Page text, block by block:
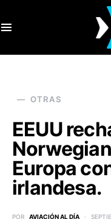
OTRAS
EEUU
Europa
irlandesa.
POR AVIACIÓN AL DÍA